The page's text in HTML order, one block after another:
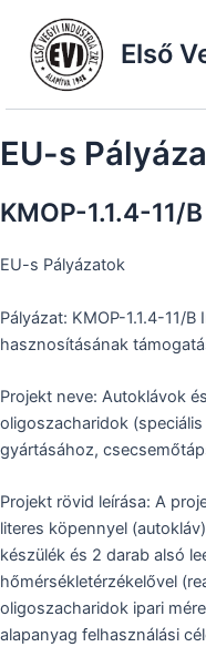
content
Első
EU-s
KMOP-1.1.4-11/B
EU-s Pályázatok
Pályázat: KMOP-1.1.4-11/
hasznosításának
Projekt neve: Autoklávok
oligoszacharidok
gyártásához,
Projekt rövid leírása: A
literes köpennyel
készülék és 2 darab alsó
hőmérsékletérzékelővel
oligoszacharidok ipari
alapanyag felhasználási